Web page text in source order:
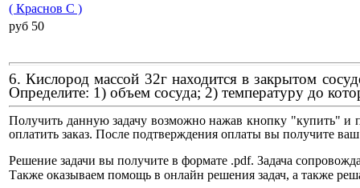
( Краснов С )
pуб 50
6. Кислород массой 32г находится в закрытом
Определите: 1) объем сосуда; 2) температуру до
Получить данную задачу возможно нажав кнопку "купить" и
оплатить заказ. После подтверждения оплаты вы получите
Решение задачи вы получите в формате .pdf. Задача
Также оказываем помощь в онлайн решения задач, а также